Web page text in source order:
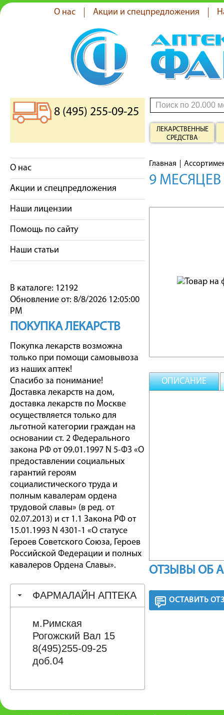
О нас Акции и спецпредложения
8 (495) 255-09-25
ЛЕКАРСТВЕННЫЕ
СРЕДСТВА
О нас
Акции и спецпредложения
Наши лицензии
Помощь по сайту
Наши статьи
В каталоге: 12192
Обновление от: 8/8/2026 12:05:00
PM
ПОКУПКА ЛЕКАРСТВ
Покупка лекарств возможна
только при помощи самовывоза
из наших аптек!
Спасибо за понимание!
Доставка лекарств на дом,
доставка лекарств по Москве
осуществляется только для
льготной категории граждан на
основании ст. 2 Федерального
закона РФ от 09.01.1997 N 5-ФЗ «О
предоставлении социальных
гарантий героям
социалистического труда и
полным кавалерам ордена
трудовой славы» (в ред. от
02.07.2013) и ст 1.1 Закона РФ от
15.01.1993 N 4301-1 «О статусе
Героев Советского Союза, Героев
Российской Федерации и полных
кавалеров Ордена Славы».
ФАРМАЛАЙН АПТЕКА
м.Римская
Рогожский Вал 15
8(495)255-09-25
доб.04
Главная
9
ОПИСАНИЕ
ОТЗЫВЫ ОБ
ОСТАВИТЬ